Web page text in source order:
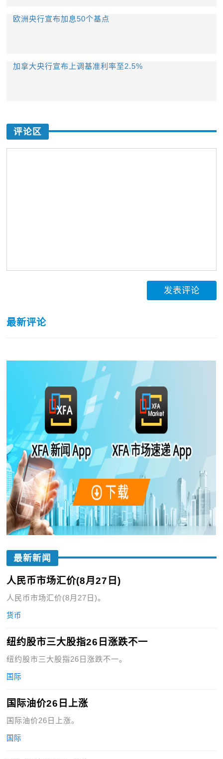
欧洲央行宣布加息50个基点
加拿大央行宣布上调基准利率至2.5%
评论区
发表评论
最新评论
最新新闻
人民币市场汇价(8月27日)
人民币市场汇价(8月27日)。
货币
纽约股市三大股指26日涨跌不一
纽约股市三大股指26日涨跌不一。
国际
国际油价26日上涨
国际油价26日上涨。
国际